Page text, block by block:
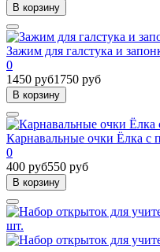
В корзину
Зажим для галстука и
0
1450 руб1750 руб
В корзину
Карнавальные очки Ёлка с
0
400 руб550 руб
В корзину